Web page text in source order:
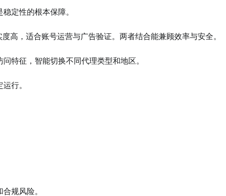
定性的根本保障。
高，适合账号运营与广告验证。两者结合能兼顾效率与安全。
特征，智能切换不同代理类型和地区。
行。
规风险。